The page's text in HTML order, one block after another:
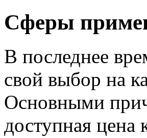
Сферы
В последнее
свой выбор на
Основными
доступная цена